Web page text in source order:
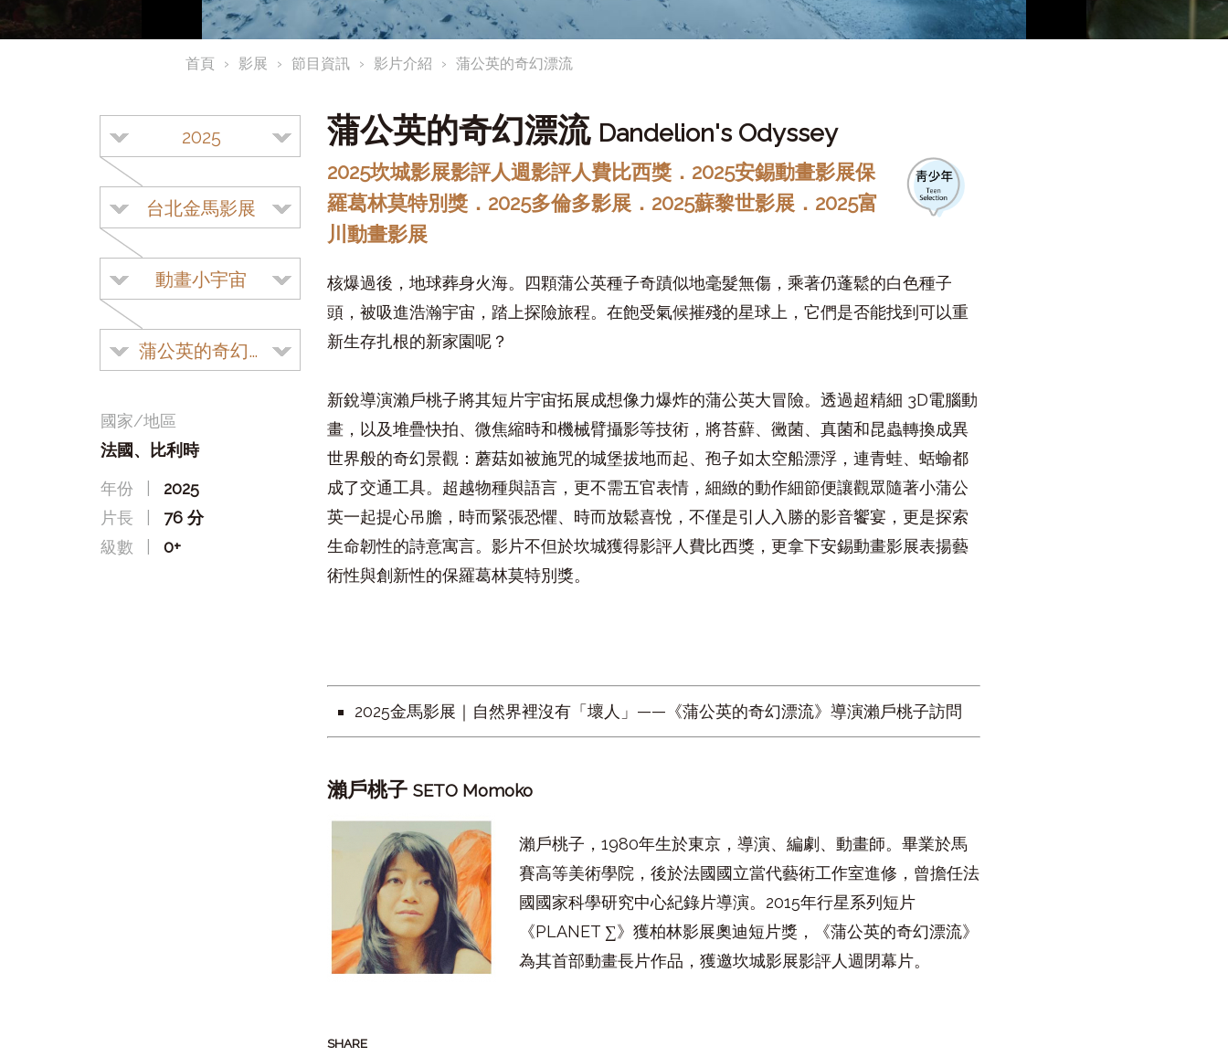
首頁 影展 節目資訊 影片介紹 蒲公英的奇幻漂流
2025
台北金馬影展
動畫小宇宙
蒲公英的奇幻漂流
國家/地區
法國、比利時
年份
2025
片長
76 分
級數
0+
蒲公英的奇幻漂流 Dandelion's Odyssey
2025坎城影展影評人週影評人費比西獎．2025安錫動畫影展保
羅葛林莫特別獎．2025多倫多影展．2025蘇黎世影展．2025富
川動畫影展
核爆過後，地球葬身火海。四顆蒲公英種子奇蹟似地毫髮無傷，乘著仍蓬鬆的白色種子
頭，被吸進浩瀚宇宙，踏上探險旅程。在飽受氣候摧殘的星球上，它們是否能找到可以重
新生存扎根的新家園呢？
新銳導演瀨戶桃子將其短片宇宙拓展成想像力爆炸的蒲公英大冒險。透過超精細 3D電腦動
畫，以及堆疊快拍、微焦縮時和機械臂攝影等技術，將苔蘚、黴菌、真菌和昆蟲轉換成異
世界般的奇幻景觀：蘑菇如被施咒的城堡拔地而起、孢子如太空船漂浮，連青蛙、蛞蝓都
成了交通工具。超越物種與語言，更不需五官表情，細緻的動作細節便讓觀眾隨著小蒲公
英一起提心吊膽，時而緊張恐懼、時而放鬆喜悅，不僅是引人入勝的影音饗宴，更是探索
生命韌性的詩意寓言。影片不但於坎城獲得影評人費比西獎，更拿下安錫動畫影展表揚藝
術性與創新性的保羅葛林莫特別獎。
2025金馬影展｜自然界裡沒有「壞人」——《蒲公英的奇幻漂流》導演瀨戶桃子訪問
瀨戶桃子 SETO Momoko
瀨戶桃子，1980年生於東京，導演、編劇、動畫師。畢業於馬
賽高等美術學院，後於法國國立當代藝術工作室進修，曾擔任法
國國家科學研究中心紀錄片導演。2015年行星系列短片
《PLANET ∑》獲柏林影展奧迪短片獎，《蒲公英的奇幻漂流》
為其首部動畫長片作品，獲邀坎城影展影評人週閉幕片。
SHARE